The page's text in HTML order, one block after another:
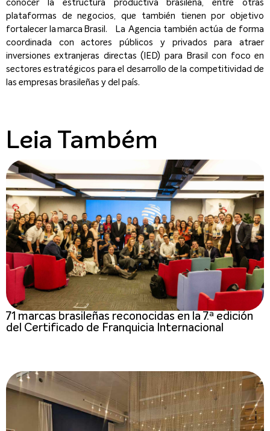
conocer la estructura productiva brasileña, entre otras
plataformas de negocios, que también tienen por objetivo
fortalecer la marca Brasil. La Agencia también actúa de forma
coordinada con actores públicos y privados para atraer
inversiones extranjeras directas (IED) para Brasil con foco en
sectores estratégicos para el desarrollo de la competitividad de
las empresas brasileñas y del país.
Leia Também
71 marcas brasileñas reconocidas en la 7.ª edición
del Certificado de Franquicia Internacional